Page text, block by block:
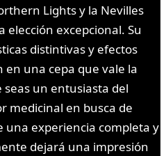
Lights y la Nevilles
elección excepcional. Su
distintivas y efectos
una cepa que vale la
seas un entusiasta del
medicinal en busca de
una experiencia completa y
dejará una impresión